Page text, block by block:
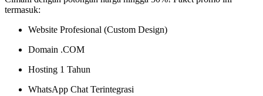
termasuk:
Website Profesional (Custom Design)
Domain .COM
Hosting 1 Tahun
WhatsApp Chat Terintegrasi